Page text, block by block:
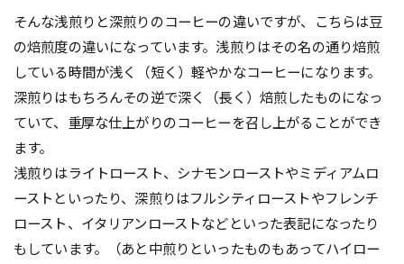
そんな浅煎りと深煎りのコーヒーの違いですが、こちらは豆
の焙煎度の違いになっています。浅煎りはその名の通り焙煎
している時間が浅く（短く）軽やかなコーヒーになります。
深煎りはもちろんその逆で深く（長く）焙煎したものになっ
ていて、重厚な仕上がりのコーヒーを召し上がることができ
ます。
浅煎りはライトロースト、シナモンローストやミディアムロ
ーストといったり、深煎りはフルシティローストやフレンチ
ロースト、イタリアンローストなどといった表記になったり
もしています。（あと中煎りといったものもあってハイロー